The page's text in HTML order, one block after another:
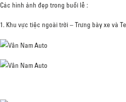
Các hình ảnh đẹp trong buổi lễ :
1. Khu vực tiệc ngoài trời – Trưng bày xe và